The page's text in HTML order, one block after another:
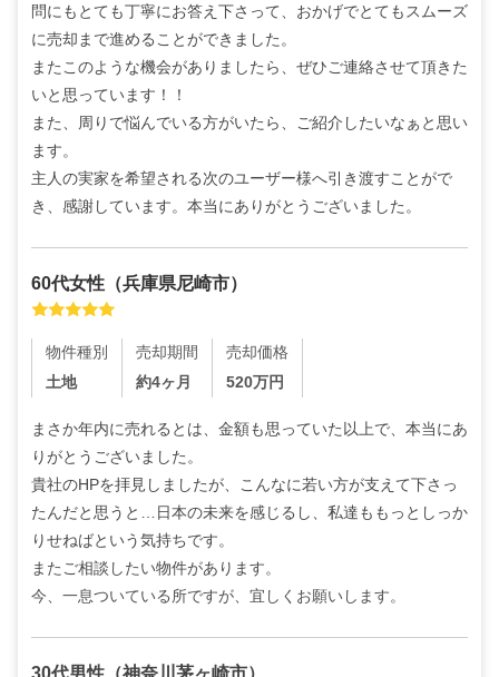
問にもとても丁寧にお答え下さって、おかげでとてもスムーズ
に売却まで進めることができました。
またこのような機会がありましたら、ぜひご連絡させて頂きた
いと思っています！！
また、周りで悩んでいる方がいたら、ご紹介したいなぁと思い
ます。
主人の実家を希望される次のユーザー様へ引き渡すことがで
き、感謝しています。本当にありがとうございました。
60代女性 （兵庫県尼崎市）
物件種別
土地
売却期間
約4ヶ月
売却価格
520万円
まさか年内に売れるとは、金額も思っていた以上で、本当にあ
りがとうございました。
貴社のHPを拝見しましたが、こんなに若い方が支えて下さっ
たんだと思うと…日本の未来を感じるし、私達ももっとしっか
りせねばという気持ちです。
またご相談したい物件があります。
今、一息ついている所ですが、宜しくお願いします。